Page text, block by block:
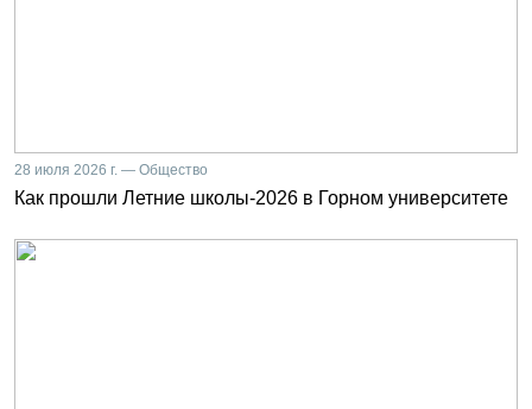
28 июля 2026 г. — Общество
Как прошли Летние школы-2026 в Горном университете